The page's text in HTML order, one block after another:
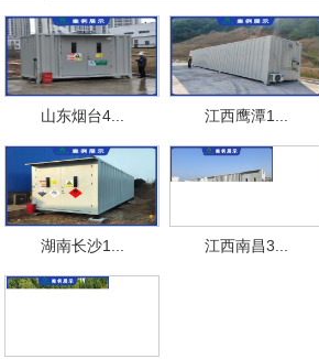
山东烟台4... 江西鹰潭1...
湖南长沙1... 江西南昌3...